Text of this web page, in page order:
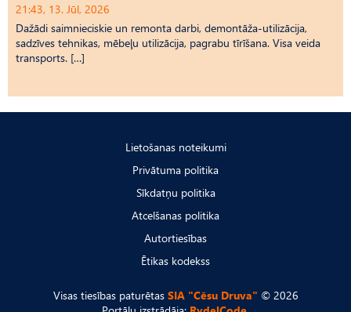
21:43, 13. Jūl, 2026
Dažādi saimnieciskie un remonta darbi, demontāža-utilizācija,
sadzīves tehnikas, mēbeļu utilizācija, pagrabu tīrīšana. Visa veida
transports. […]
Lietošanas noteikumi
Privātuma politika
Sīkdatņu politika
Atcelšanas politika
Autortiesības
Ētikas kodekss
Visas tiesības paturētas SIA "Cēsu Druva" © 2026